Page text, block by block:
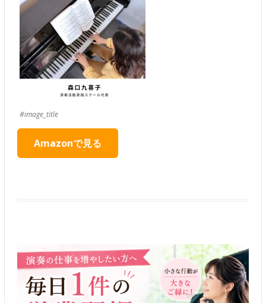
#image_title
Amazonで見る